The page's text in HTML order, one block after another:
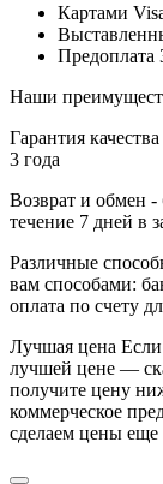
Картами
Предоплата
Наши
Гарантия качества
3 года
Возврат и обмен -
течение 7 дней в
Различные
вам способами:
оплата по счету
Лучшая цена
лучшей цене —
получите цену
коммерческое
сделаем цены еще